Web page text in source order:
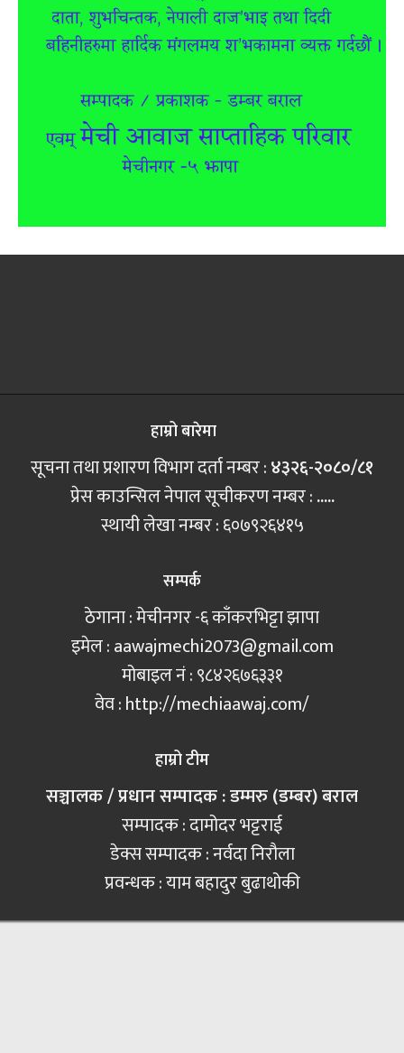
हाम्रो बारेमा
सूचना तथा प्रशारण विभाग दर्ता नम्बर :४३२६-२०८०/८१
प्रेस काउन्सिल नेपाल सूचीकरण नम्बर :.....
स्थायी लेखा नम्बर : ६०७९२६४१५
सम्पर्क
ठेगाना : मेचीनगर -६ काँकरभिट्टा झापा
इमेल :aawajmechi2073@gmail.com
मोबाइल नं‍ : ९८४२६७६३३१
वेव : http://mechiaawaj.com/
हाम्रो टीम
सञ्चालक / प्रधान सम्पादक : डम्मरु (डम्बर) बराल
सम्पादक : दामोदर भट्टराई
डेक्स सम्पादक : नर्वदा निरौला
प्रवन्धक : याम बहादुर बुढाथोकी